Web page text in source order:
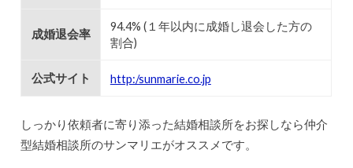
成婚退会率
94.4% (１年以内に成婚し退会した方の
割合)
公式サイト http:/sunmarie.co.jp
しっかり依頼者に寄り添った結婚相談所をお探しなら仲介
型結婚相談所のサンマリエがオススメです。